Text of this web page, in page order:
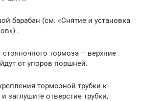
барабан (см. «Снятие и установка
.
тормоза – верхние
от упоров поршней.
тормозной трубки к
заглушите отверстие трубки,